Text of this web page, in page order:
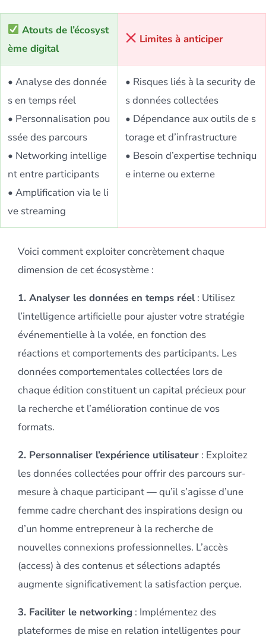
Atouts de l’écosyst
ème digital
Limites à anticiper
• Analyse des donnée
s en temps réel
• Personnalisation pou
ssée des parcours
• Networking intellige
nt entre participants
• Amplification via le li
ve streaming
• Risques liés à la security de
s données collectées
• Dépendance aux outils de s
torage et d’infrastructure
• Besoin d’expertise techniqu
e interne ou externe
Voici comment exploiter concrètement chaque
dimension de cet écosystème :
1. Analyser les données en temps réel: Utilisez
l’intelligence artificielle pour ajuster votre stratégie
événementielle à la volée, en fonction des
réactions et comportements des participants. Les
données comportementales collectées lors de
chaque édition constituent un capital précieux pour
la recherche et l’amélioration continue de vos
formats.
2. Personnaliser l’expérience utilisateur: Exploitez
les données collectées pour offrir des parcours sur-
mesure à chaque participant — qu’il s’agisse d’une
femme cadre cherchant des inspirations design ou
d’un homme entrepreneur à la recherche de
nouvelles connexions professionnelles. L’accès
(access) à des contenus et sélections adaptés
augmente significativement la satisfaction perçue.
3. Faciliter le networking : Implémentez des
plateformes de mise en relation intelligentes pour